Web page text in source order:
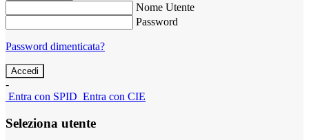
Nome Utente
Password
Password dimenticata?
-
Entra con SPID Entra con CIE
Seleziona utente